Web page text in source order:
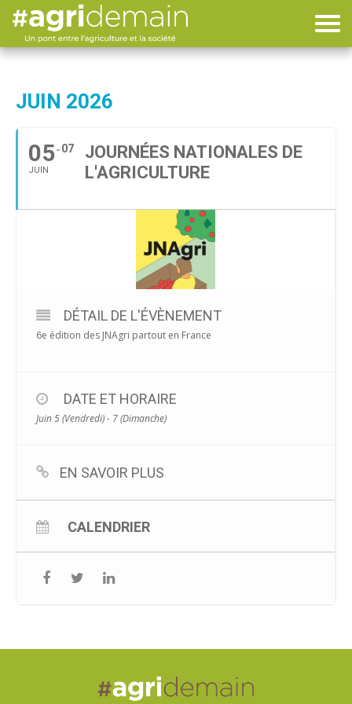
JUIN 2026
05
JUIN
07
JOURNÉES NATIONALES DE
L'AGRICULTURE
DÉTAIL DE L'ÉVÈNEMENT
6e édition des JNAgri partout en France
DATE ET HORAIRE
Juin 5 (Vendredi) - 7 (Dimanche)
EN SAVOIR PLUS
CALENDRIER